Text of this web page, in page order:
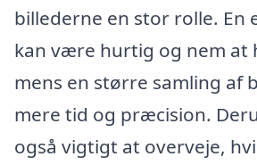
billederne en stor rolle. En
kan være hurtig og nem at
mens en større samling af
mere tid og præcision.
også vigtigt at overveje,